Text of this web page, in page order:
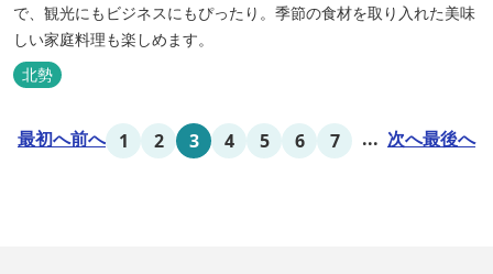
で、観光にもビジネスにもぴったり。季節の食材を取り入れた美味
しい家庭料理も楽しめます。
北勢
最初へ前へ 1 2 3 4 5 6 7 ... 次へ最後へ